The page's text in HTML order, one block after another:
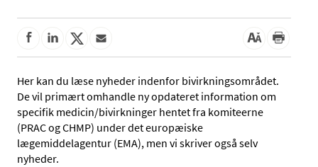
Her kan du læse nyheder indenfor bivirkningsområdet.
De vil primært omhandle ny opdateret information om
specifik medicin/bivirkninger hentet fra komiteerne
(PRAC og CHMP) under det europæiske
lægemiddelagentur (EMA), men vi skriver også selv
nyheder.